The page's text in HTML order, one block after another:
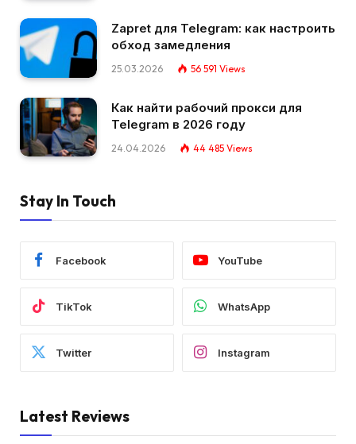
Zapret для Telegram: как настроить
обход замедления
25.03.2026 56 591 Views
Как найти рабочий прокси для
Telegram в 2026 году
24.04.2026 44 485 Views
Stay In Touch
Facebook YouTube
TikTok WhatsApp
Twitter Instagram
Latest Reviews